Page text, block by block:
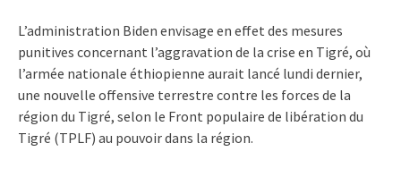
L’administration Biden envisage en effet des mesures
punitives concernant l’aggravation de la crise en Tigré, où
l’armée nationale éthiopienne aurait lancé lundi dernier,
une nouvelle offensive terrestre contre les forces de la
région du Tigré, selon le Front populaire de libération du
Tigré (TPLF) au pouvoir dans la région.